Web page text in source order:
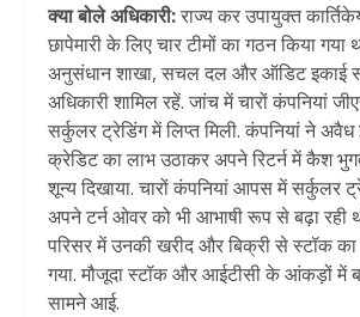
क्या बोले अधिकारी:राज्य कर उपायुक्त
छापेमारी के लिए चार टीमों का गठन किया गया
अनुसंधान शाखा, सचल दल और ऑडिट इकाई
अधिकारी शामिल रहें. जांच में चारों कंपनियां
सर्कुलर ट्रेडिंग में लिप्त मिली. कंपनियां ने
क्रेडिट का लाभ उठाकर अपने रिटर्न में कैश
शून्य दिखाया. चारों कंपनियां आपस में सर्कुलर
अपने टर्न ओवर को भी आभाषी रूप से बढ़ा रही
परिसर में उनकी खरीद और बिक्री से स्टॉक का
गया. मौजूदा स्टॉक और आईटीसी के आंकड़ों में
सामने आई.